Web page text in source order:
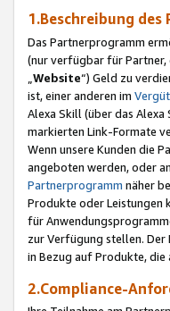
1.Beschreibung
Das Partnerprogramm
(nur verfügbar für Partner,
Website“) Geld zu
ist, einer anderen im
Alexa Skill (über das
markierten Link-Formate
Wenn unsere Kunden die
angeboten werden, oder
Partnerprogramm näher
Produkte oder Leistungen
für
zur Verfügung stellen.
in Bezug auf Produkte, die
2.Compliance-